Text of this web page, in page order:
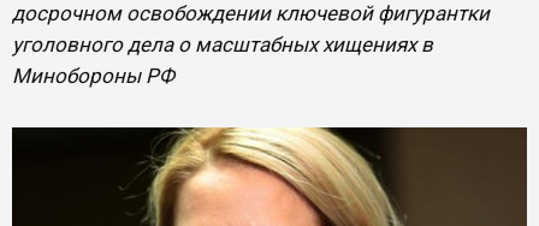
досрочном освобождении ключевой фигурантки
уголовного дела о масштабных хищениях в
Минобороны РФ